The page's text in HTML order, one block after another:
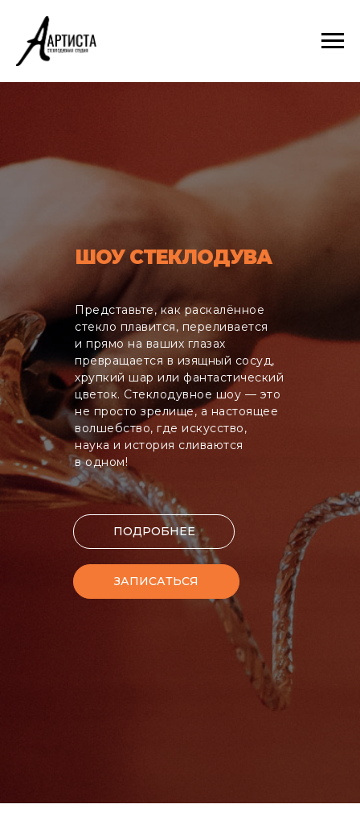
ПОДРОБНЕЕ
ЗАПИСАТЬСЯ
Представьте, как раскалённое
стекло плавится, переливается
и прямо на ваших глазах
превращается в изящный сосуд,
хрупкий шар или фантастический
цветок. Стеклодувное шоу — это
не просто зрелище, а настоящее
волшебство, где искусство,
наука и история сливаются
в одном!
ШОУ СТЕКЛОДУВА